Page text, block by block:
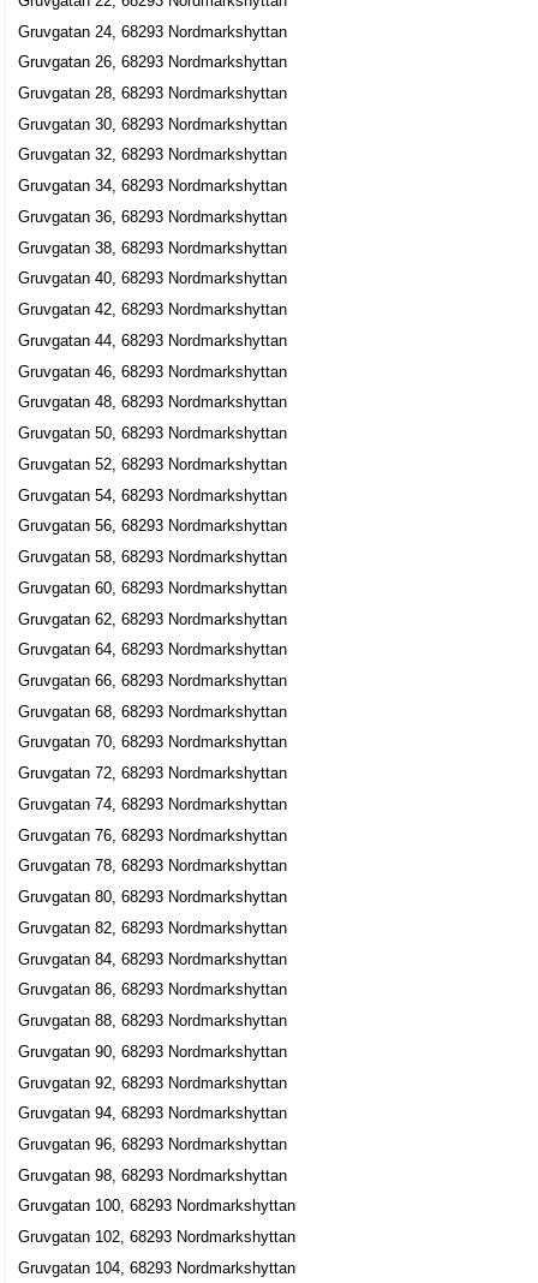
Gruvgatan 24, 68293 Nordmarkshyttan
Gruvgatan 26, 68293 Nordmarkshyttan
Gruvgatan 28, 68293 Nordmarkshyttan
Gruvgatan 30, 68293 Nordmarkshyttan
Gruvgatan 32, 68293 Nordmarkshyttan
Gruvgatan 34, 68293 Nordmarkshyttan
Gruvgatan 36, 68293 Nordmarkshyttan
Gruvgatan 38, 68293 Nordmarkshyttan
Gruvgatan 40, 68293 Nordmarkshyttan
Gruvgatan 42, 68293 Nordmarkshyttan
Gruvgatan 44, 68293 Nordmarkshyttan
Gruvgatan 46, 68293 Nordmarkshyttan
Gruvgatan 48, 68293 Nordmarkshyttan
Gruvgatan 50, 68293 Nordmarkshyttan
Gruvgatan 52, 68293 Nordmarkshyttan
Gruvgatan 54, 68293 Nordmarkshyttan
Gruvgatan 56, 68293 Nordmarkshyttan
Gruvgatan 58, 68293 Nordmarkshyttan
Gruvgatan 60, 68293 Nordmarkshyttan
Gruvgatan 62, 68293 Nordmarkshyttan
Gruvgatan 64, 68293 Nordmarkshyttan
Gruvgatan 66, 68293 Nordmarkshyttan
Gruvgatan 68, 68293 Nordmarkshyttan
Gruvgatan 70, 68293 Nordmarkshyttan
Gruvgatan 72, 68293 Nordmarkshyttan
Gruvgatan 74, 68293 Nordmarkshyttan
Gruvgatan 76, 68293 Nordmarkshyttan
Gruvgatan 78, 68293 Nordmarkshyttan
Gruvgatan 80, 68293 Nordmarkshyttan
Gruvgatan 82, 68293 Nordmarkshyttan
Gruvgatan 84, 68293 Nordmarkshyttan
Gruvgatan 86, 68293 Nordmarkshyttan
Gruvgatan 88, 68293 Nordmarkshyttan
Gruvgatan 90, 68293 Nordmarkshyttan
Gruvgatan 92, 68293 Nordmarkshyttan
Gruvgatan 94, 68293 Nordmarkshyttan
Gruvgatan 96, 68293 Nordmarkshyttan
Gruvgatan 98, 68293 Nordmarkshyttan
Gruvgatan 100, 68293 Nordmarkshyttan
Gruvgatan 102, 68293 Nordmarkshyttan
Gruvgatan 104, 68293 Nordmarkshyttan